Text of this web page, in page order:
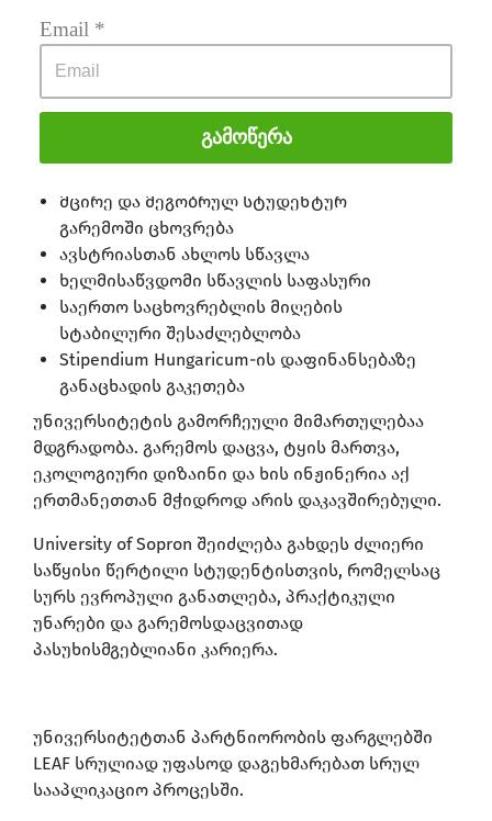
ინგლისურ ენაზე სწავლა უნგრეთში
გარემოსდაცვით მეცნიერებებში კარიერის
განვითარება
საერთაშორისო ბიზნესის შესწავლა
მდგრადი ინჟინერიის პრაქტიკული
მცირე და მეგობრულ სტუდენტურ
გარემოში ცხოვრება
ავსტრიასთან ახლოს სწავლა
ხელმისაწვდომი სწავლის საფასური
საერთო საცხოვრებლის მიღების
სტაბილური შესაძლებლობა
Stipendium Hungaricum-ის დაფინანსებაზე
განაცხადის გაკეთება
უნივერსიტეტის გამორჩეული მიმართულებაა
მდგრადობა. გარემოს დაცვა, ტყის მართვა,
ეკოლოგიური დიზაინი და ხის ინჟინერია აქ
ერთმანეთთან მჭიდროდ არის დაკავშირებული.
University of Sopron შეიძლება გახდეს ძლიერი
საწყისი წერტილი სტუდენტისთვის, რომელსაც
სურს ევროპული განათლება, პრაქტიკული
უნარები და გარემოსდაცვითად
პასუხისმგებლიანი კარიერა.
უნივერსიტეტთან პარტნიორობის ფარგლებში
LEAF სრულიად უფასოდ დაგეხმარებათ სრულ
სააპლიკაციო პროცესში.
Email *
Გამოწერა